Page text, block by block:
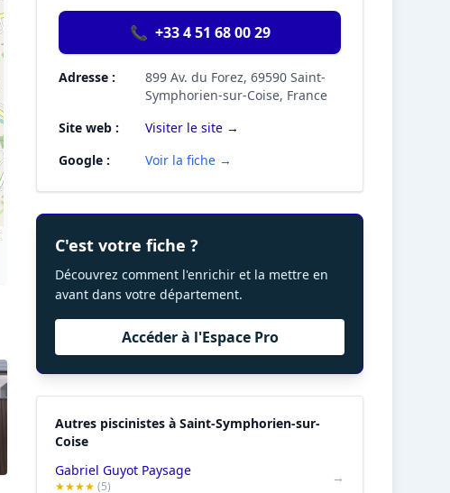
📞 +33 4 51 68 00 29
Adresse :
899 Av. du Forez, 69590 Saint-
Symphorien-sur-Coise, France
Site web :
Visiter le site →
Google :
Voir la fiche →
C'est votre fiche ?
Découvrez comment l'enrichir et la mettre en
avant dans votre département.
Accéder à l'Espace Pro
Autres piscinistes à Saint-Symphorien-sur-
Coise
Gabriel Guyot Paysage
★★★★(5)
→